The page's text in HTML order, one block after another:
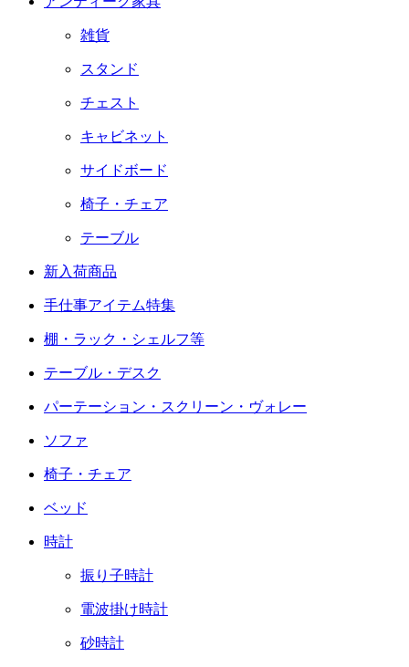
雑貨
スタンド
チェスト
キャビネット
サイドボード
椅子・チェア
テーブル
新入荷商品
手仕事アイテム特集
棚・ラック・シェルフ等
テーブル・デスク
パーテーション・スクリーン・ヴォレー
ソファ
椅子・チェア
ベッド
時計
振り子時計
電波掛け時計
砂時計